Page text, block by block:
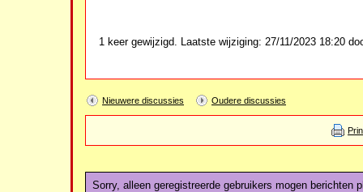
1 keer gewijzigd. Laatste wijziging: 27/11/2023 18:20
Nieuwere discussies Oudere discussies
Sorry, alleen geregistreerde gebruikers mogen berichten